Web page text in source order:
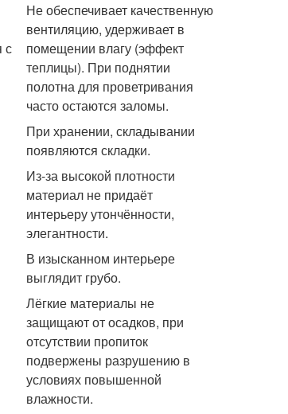
с
Не обеспечивает качественную
вентиляцию, удерживает в
помещении влагу (эффект
теплицы). При поднятии
полотна для проветривания
часто остаются заломы.
При хранении, складывании
появляются складки.
Из-за высокой плотности
материал не придаёт
интерьеру утончённости,
элегантности.
В изысканном интерьере
выглядит грубо.
Лёгкие материалы не
защищают от осадков, при
отсутствии пропиток
подвержены разрушению в
условиях повышенной
влажности.